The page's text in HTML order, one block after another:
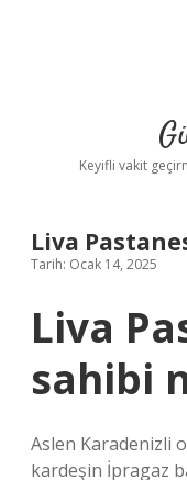
Keyifli vakit
Liva
Tarih: Ocak 14, 2025
Liva
sahibi
Aslen Karadenizli
kardeşin İpragaz